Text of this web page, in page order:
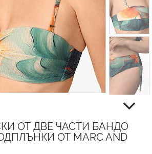
ОТ ДВЕ ЧАСТИ БАНДО
ОТ MARC AND